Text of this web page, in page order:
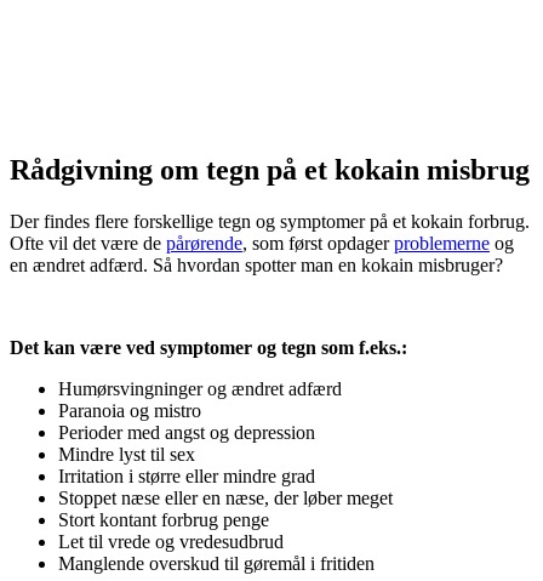
Rådgivning om tegn på et kokain misbrug
Der findes flere forskellige tegn og symptomer på et kokain forbrug.
Ofte vil det være de pårørende, som først opdagerproblemerne og
en ændret adfærd. Så hvordan spotter man en kokain misbruger?
Det kan være ved symptomer og tegn som f.eks.:
Humørsvingninger og ændret adfærd
Paranoia og mistro
Perioder med angst og depression
Mindre lyst til sex
Irritation i større eller mindre grad
Stoppet næse eller en næse, der løber meget
Stort kontant forbrug penge
Let til vrede og vredesudbrud
Manglende overskud til gøremål i fritiden